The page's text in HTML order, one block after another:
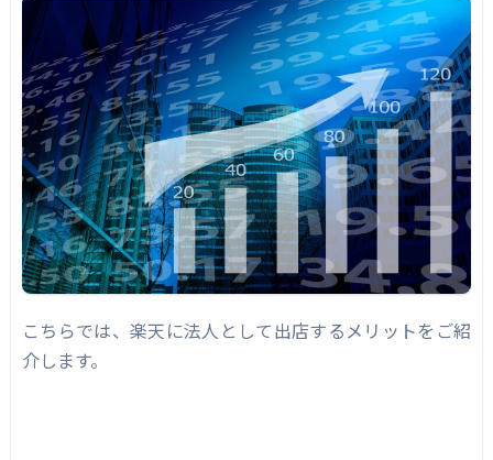
こちらでは、楽天に法人として出店するメリットをご紹
介します。